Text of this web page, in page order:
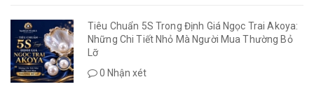
Tiêu Chuẩn 5S Trong Định Giá Ngọc Trai Akoya:
Những Chi Tiết Nhỏ Mà Người Mua Thường Bỏ
Lỡ
0 Nhận xét